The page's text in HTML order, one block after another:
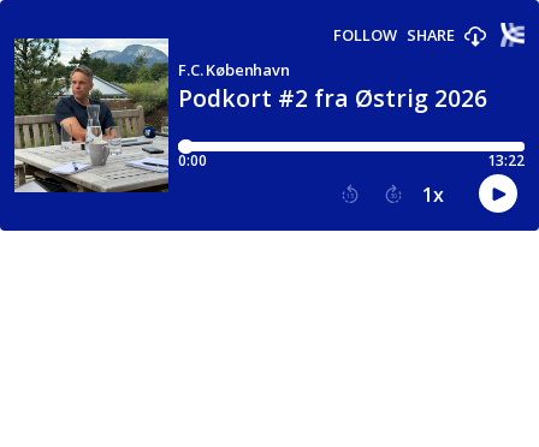
Podkort #2 fra Østrig 2026
F.C. København
FOLLOW SHARE
0:00 13:22
15 30 1x